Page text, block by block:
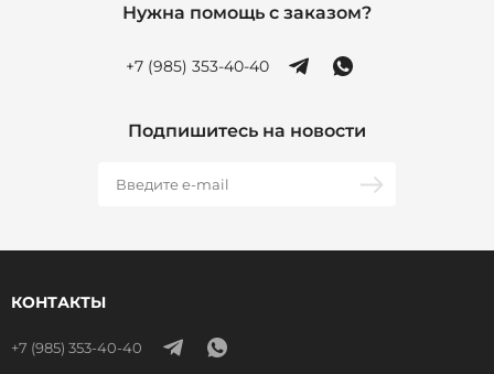
Нужна помощь с заказом?
+7 (985) 353-40-40
Подпишитесь на новости
КОНТАКТЫ
+7 (985) 353-40-40